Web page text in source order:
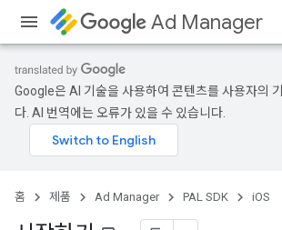
Ad Manager
Google은 AI 기술을 사용하여 콘텐츠를 사용자의
다. AI 번역에는 오류가 있을 수 있습니다.
홈 제품 Ad Manager PAL SDK iOS